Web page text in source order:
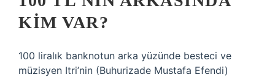
KIM VAR?
100 liralık banknotun arka yüzünde besteci ve
müzisyen Itri’nin (Buhurizade Mustafa Efendi)